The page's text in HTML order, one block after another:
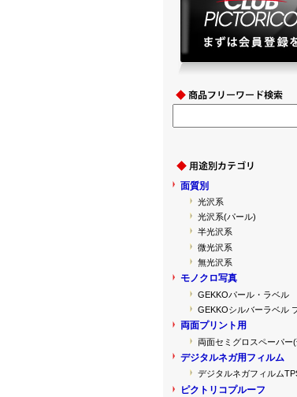
面質別
光沢系
光沢系(パール)
半光沢系
微光沢系
無光沢系
モノクロ写真
GEKKOパール・ラベル
GEKKOシルバーラベル
両面プリント用
両面セミグロスペーパー
デジタルネガ用フィルム
デジタルネガフィルム
ピクトリコプルーフ